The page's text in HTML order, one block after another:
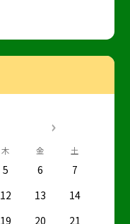
木 金 土
5 6
7
12 13
14
19 20
21